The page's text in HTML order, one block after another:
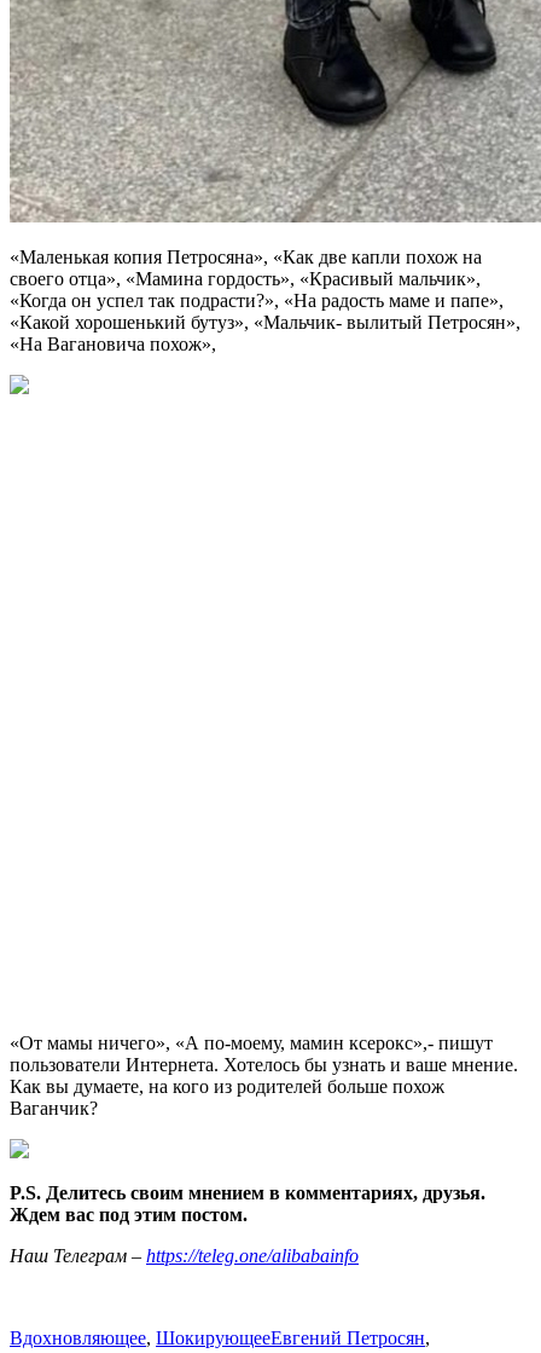
«Маленькая копия Петросяна», «Как две капли похож на
своего отца», «Мамина гордость», «Красивый мальчик»,
«Когда он успел так подрасти?», «На радость маме и папе»,
«Какой хорошенький бутуз», «Мальчик- вылитый Петросян»,
«На Вагановича похож»,
«От мамы ничего», «А по-моему, мамин ксерокс»,- пишут
пользователи Интернета. Хотелось бы узнать и ваше мнение.
Как вы думаете, на кого из родителей больше похож
Ваганчик?
P.S. Делитесь своим мнением в комментариях, друзья.
Ждем вас под этим постом.
Наш Телеграм – https://teleg.one/alibabainfo
Вдохновляющее, ШокирующееЕвгений Петросян,